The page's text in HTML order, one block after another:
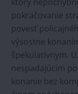
pokračovanie
povesť
výsostne
špekulatívnym.
nespadajúcim
konanie bez